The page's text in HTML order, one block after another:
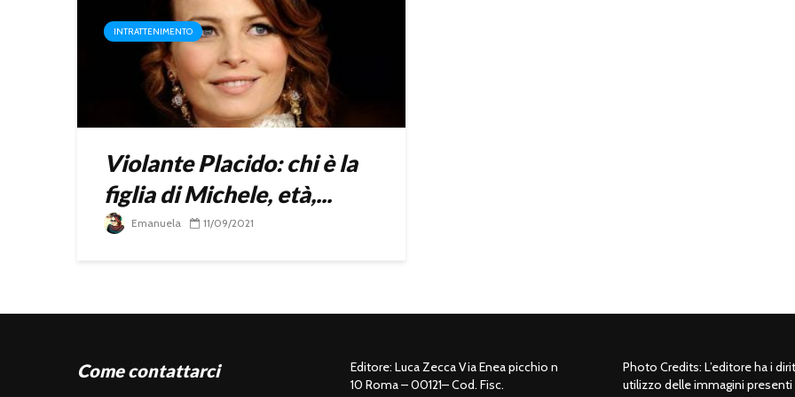
INTRATTENIMENTO
Violante Placido: chi è la
figlia di Michele, età,...
Emanuela 11/09/2021
Come contattarci
Editore: Luca Zecca Via Enea picchio n
10 Roma – 00121– Cod. Fisc.
Photo Credits: L’editore ha i
utilizzo delle immagini presenti